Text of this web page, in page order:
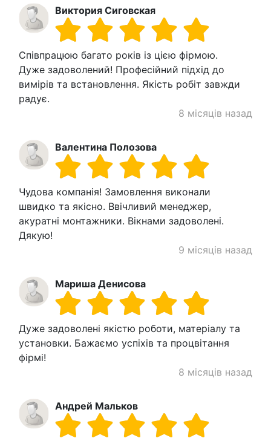
Виктория Сиговская
Співпрацюю багато років із цією фірмою.
Дуже задоволений! Професійний підхід до
вимірів та встановлення. Якість робіт завжди
радує.
8 місяців назад
Валентина Полозова
Чудова компанія! Замовлення виконали
швидко та якісно. Ввічливий менеджер,
акуратні монтажники. Вікнами задоволені.
Дякую!
9 місяців назад
Мариша Денисова
Дуже задоволені якістю роботи, матеріалу та
установки. Бажаємо успіхів та процвітання
фірмі!
8 місяців назад
Андрей Мальков